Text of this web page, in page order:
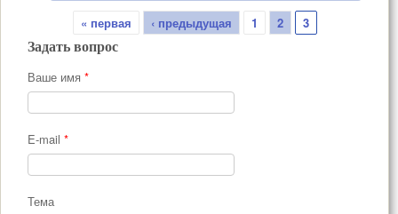
Страницы« первая ‹ предыдущая 1 2 3
Задать вопрос
Ваше имя *
E-mail *
Тема